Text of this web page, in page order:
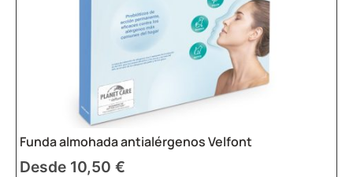
Funda almohada antialérgenos Velfont
Desde 10,50 €